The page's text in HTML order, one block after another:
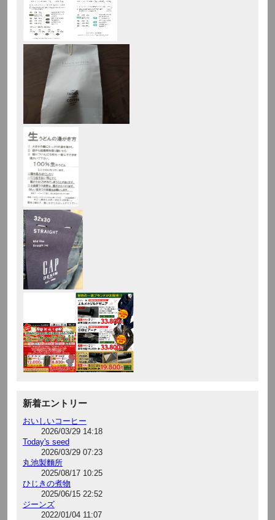
新着エントリー
おいしいコーヒー
2026/03/29 14:18
Today's seed
2026/03/29 07:23
丸池製麵所
2025/08/17 10:25
ひじきの煮物
2025/06/15 22:52
ジーンズ
2022/01/04 11:07